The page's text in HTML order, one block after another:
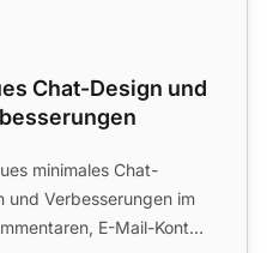
Chat-Design und
minimales Chat-
und Verbesserungen im
E-Mail-Konten